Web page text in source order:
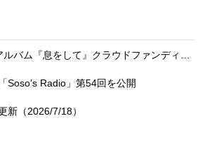
Soso’s Radio」第54回を公開
新（2026/7/18）